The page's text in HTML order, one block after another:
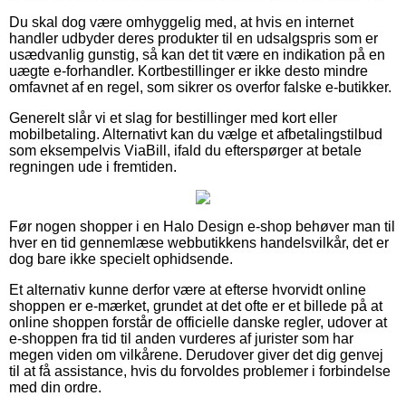
Du skal dog være omhyggelig med, at hvis en internet
handler udbyder deres produkter til en udsalgspris som er
usædvanlig gunstig, så kan det tit være en indikation på en
uægte e-forhandler. Kortbestillinger er ikke desto mindre
omfavnet af en regel, som sikrer os overfor falske e-butikker.
Generelt slår vi et slag for bestillinger med kort eller
mobilbetaling. Alternativt kan du vælge et afbetalingstilbud
som eksempelvis ViaBill, ifald du efterspørger at betale
regningen ude i fremtiden.
Før nogen shopper i en Halo Design e-shop behøver man til
hver en tid gennemlæse webbutikkens handelsvilkår, det er
dog bare ikke specielt ophidsende.
Et alternativ kunne derfor være at efterse hvorvidt online
shoppen er e-mærket, grundet at det ofte er et billede på at
online shoppen forstår de officielle danske regler, udover at
e-shoppen fra tid til anden vurderes af jurister som har
megen viden om vilkårene. Derudover giver det dig genvej
til at få assistance, hvis du forvoldes problemer i forbindelse
med din ordre.